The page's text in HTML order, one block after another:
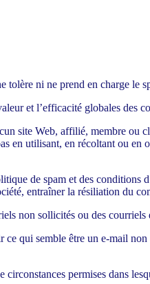
tolère ni ne prend en charge le
et l’efficacité globales des
site Web, affilié, membre ou
en utilisant, en récoltant ou
de spam et des
entraîner la résiliation du
non sollicités ou des courriels
ce qui semble être un e-mail
circonstances permises dans